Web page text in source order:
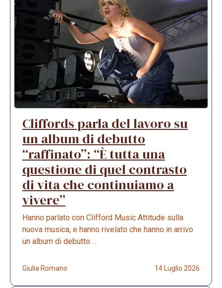
Cliffords parla del lavoro su
un album di debutto
“raffinato”: “È tutta una
questione di quel contrasto
di vita che continuiamo a
vivere”
Hanno parlato con Clifford Music Attitude sulla
nuova musica, e hanno rivelato che hanno in arrivo
un album di debutto ...
Giulia Romano 14 Luglio 2026